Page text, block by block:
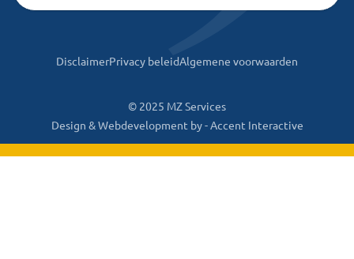
© 2025 MZ Services
Design & Webdevelopment by -Accent Interactive
DisclaimerPrivacy beleidAlgemene voorwaarden